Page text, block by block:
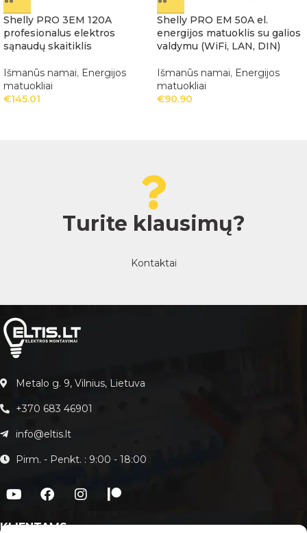
Shelly PRO 3EM 120A
profesionalus elektros
sąnaudų skaitiklis
Išmanūs namai, Energijos
matuokliai
€145.01
Shelly PRO EM 50A el.
energijos matuoklis su galios
valdymu (WiFi, LAN, DIN)
Išmanūs namai, Energijos
matuokliai
€90.90
Turite klausimų?
Kontaktai
Metalo g. 9, Vilnius, Lietuva
+370 683 46901
info@eltis.lt
Pirm. - Penkt. : 9:00 - 18:00
KLIENTAMS